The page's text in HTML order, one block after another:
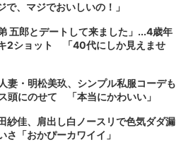
で、マジでおいしいの！」
五郎とデートして来ました」...4歳年
2ショット 「40代にしか見えませ
妻・明松美玖、シンプル私服コーデも
頭にのせて 「本当にかわいい」
紗佳、肩出し白ノースリで色気ダダ漏
「おかぴーカワイイ」